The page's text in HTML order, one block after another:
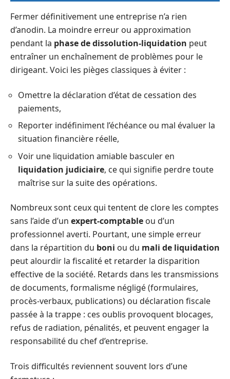
Fermer définitivement une entreprise n’a rien
d’anodin. La moindre erreur ou approximation
pendant la phase de dissolution-liquidation peut
entraîner un enchaînement de problèmes pour le
dirigeant. Voici les pièges classiques à éviter :
Omettre la déclaration d’état de cessation des
paiements,
Reporter indéfiniment l’échéance ou mal évaluer la
situation financière réelle,
Voir une liquidation amiable basculer en
liquidation judiciaire, ce qui signifie perdre toute
maîtrise sur la suite des opérations.
Nombreux sont ceux qui tentent de clore les comptes
sans l’aide d’un expert-comptable ou d’un
professionnel averti. Pourtant, une simple erreur
dans la répartition du boni ou du mali de liquidation
peut alourdir la fiscalité et retarder la disparition
effective de la société. Retards dans les transmissions
de documents, formalisme négligé (formulaires,
procès-verbaux, publications) ou déclaration fiscale
passée à la trappe : ces oublis provoquent blocages,
refus de radiation, pénalités, et peuvent engager la
responsabilité du chef d’entreprise.
Trois difficultés reviennent souvent lors d’une